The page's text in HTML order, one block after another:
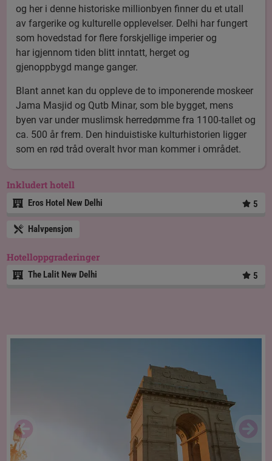
og her i denne historiske millionbyen finner du et utall
av fargerike og kulturelle opplevelser. Delhi har fungert
som hovedstad for flere forskjellige imperier og
har igjennom tiden blitt inntatt, herget og
gjenoppbygd mange ganger.
Blant annet kan du oppleve de to imponerende moskeer
Jama Masjid og Qutb Minar, som ble bygget, mens
byen var under muslimsk herredømme fra 1100-tallet og
ca. 500 år frem. Den hinduistiske kulturhistorien ligger
som en rød tråd overalt hvor man kommer i området.
Inkludert hotell
Eros Hotel New Delhi 5
Halvpensjon
Hotelloppgraderinger
The Lalit New Delhi 5